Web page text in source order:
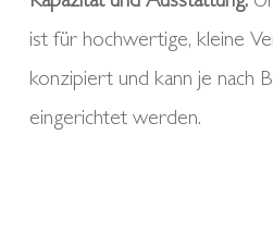
ist für hochwertige, kleine
konzipiert und kann je nach
eingerichtet werden.